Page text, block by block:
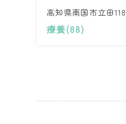
高知県南国市立田
療養(88)